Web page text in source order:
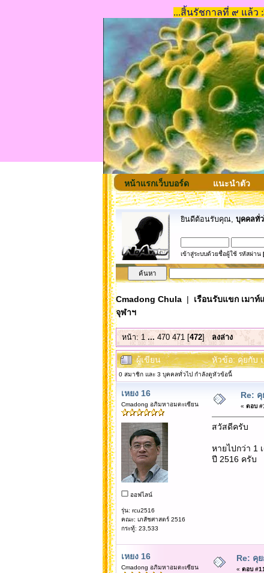
หน้าแรกเว็บบอร์ด แนะนำตัว
ยินดีต้อนรับคุณ, บุคคลทั่
เข้าสู่ระบบด้วยชื่อผู้ใช้ รหัสผ่าน
Cmadong Chula| เรือนรับแขก เมาท์
จุฬาฯ
หน้า:1 ... 470 471 [472]ลงล่าง
ผู้เขียน หัวข้อ: คุยกับ
0 สมาชิก และ 3 บุคคลทั่วไป กำลังดูหัวข้อนี้
เหยง 16
Cmadong อภิมหาอมตะเซียน
ออฟไลน์
รุ่น: rcu2516
คณะ: เภสัชศาสตร์ 2516
กระทู้: 23,533
Re: คุ
« ตอบ
สวัสดีครับ
หายไปกว่า 1
ปี 2516 ครับ
เหยง 16
Cmadong อภิมหาอมตะเซียน
Re: คุ
« ตอบ